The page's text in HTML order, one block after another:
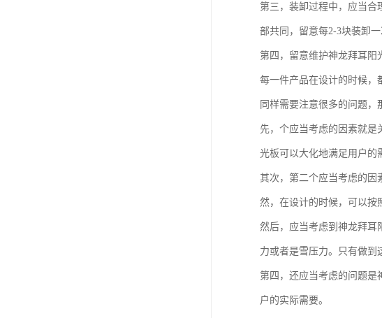
第三，装卸过程中，应当合
部共同，留意每2-3块装卸一
第四，留意维护神龙拜耳阳
每一件产品在设计的时候，
同样需要注意很多的问题，
先，个应当考虑的因素就是
光板可以大化地满足用户的
其次，第二个应当考虑的因
然，在设计的时候，可以按
然后，应当考虑到神龙拜耳
力或者是雪压力。只有做到
第四，还应当考虑的问题是
户的实际需要。